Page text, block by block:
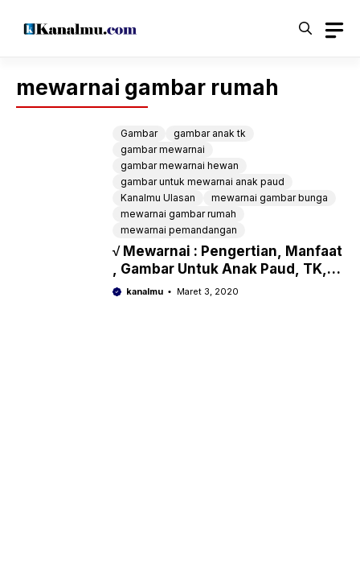
mewarnai gambar rumah
Gambar
gambar anak tk
gambar mewarnai
gambar mewarnai hewan
gambar untuk mewarnai anak paud
Kanalmu Ulasan
mewarnai gambar bunga
mewarnai gambar rumah
mewarnai pemandangan
√ Mewarnai : Pengertian, Manfaat
, Gambar Untuk Anak Paud, TK,
SDkanalmu Maret 3, 2020